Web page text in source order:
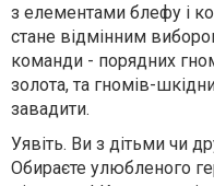
з елементами блефу і
стане відмінним
команди - порядних
золота, та гномів-
завадити.
Уявіть. Ви з дітьми чи
Обираєте улюбленого